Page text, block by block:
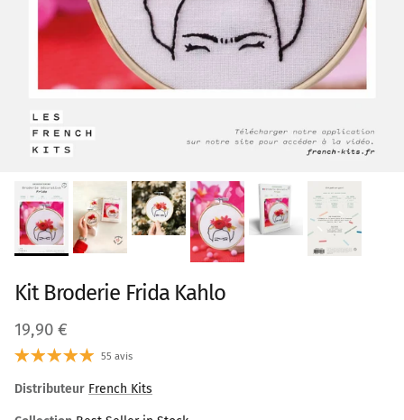
Kit Broderie Frida Kahlo
Prix habituel
19,90 €
55 avis
Distributeur French Kits